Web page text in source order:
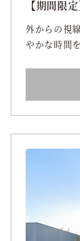
【期間限
外からの視
やかな時間